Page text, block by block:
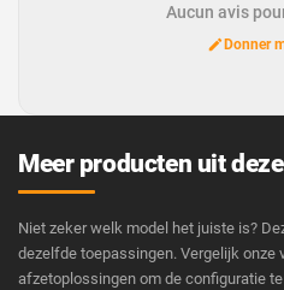
Aucun avis
Donner
Meer producten uit
Niet zeker welk model het juiste is?
dezelfde toepassingen. Vergelijk
afzetoplossingen om de configuratie